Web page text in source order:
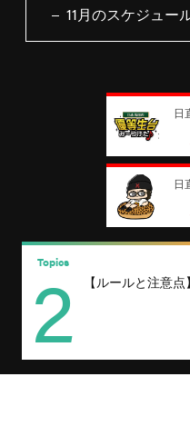
11月のスケジュー
日
日
【ルールと注意点】
Topics
2